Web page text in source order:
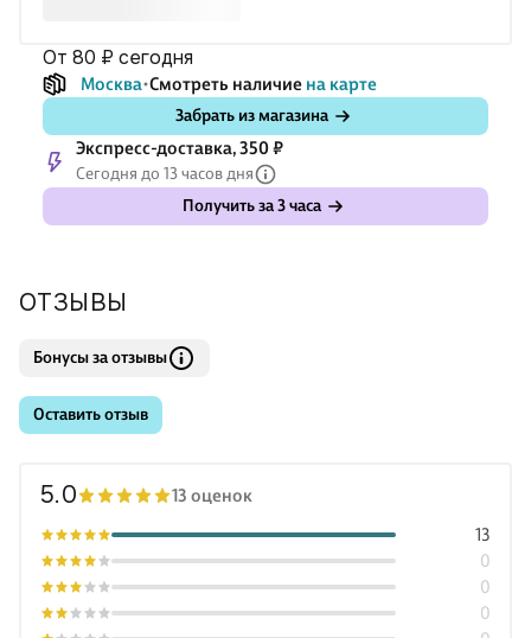
от 80 ₽ сегодня
Москва Смотреть наличие на карте
Забрать из магазина
Экспресс-доставка, 350 ₽
Сегодня до 13 часов дня
Получить за 3 часа
ОТЗЫВЫ
Бонусы за отзывы
Оставить отзыв
5.0 13 оценок
0
0
0
13